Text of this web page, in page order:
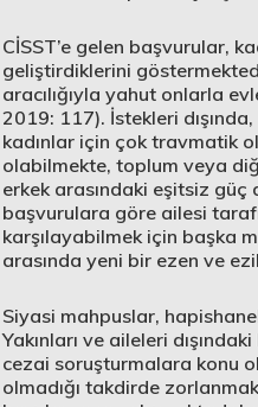
CİSST’e gelen başvurular,
geliştirdiklerini
aracılığıyla yahut onlarla
2019: 117). İstekleri
kadınlar için çok travmatik
olabilmekte, toplum veya
erkek arasındaki eşitsiz güç
başvurulara göre ailesi
karşılayabilmek için başka
arasında yeni bir ezen ve
Siyasi mahpuslar,
Yakınları ve aileleri
cezai soruşturmalara konu
olmadığı takdirde